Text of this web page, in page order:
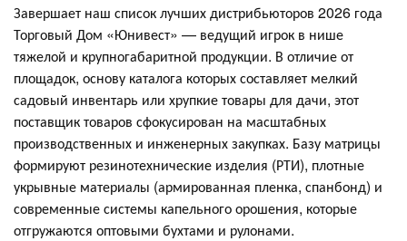
Завершает наш список лучших дистрибьюторов 2026 года
Торговый Дом «Юнивест» — ведущий игрок в нише
тяжелой и крупногабаритной продукции. В отличие от
площадок, основу каталога которых составляет мелкий
садовый инвентарь или хрупкие товары для дачи, этот
поставщик товаров сфокусирован на масштабных
производственных и инженерных закупках. Базу матрицы
формируют резинотехнические изделия (РТИ), плотные
укрывные материалы (армированная пленка, спанбонд) и
современные системы капельного орошения, которые
отгружаются оптовыми бухтами и рулонами.